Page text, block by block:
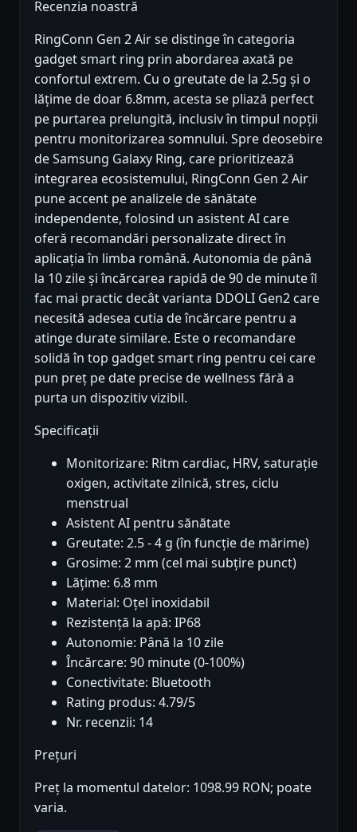
Recenzia noastră
RingConn Gen 2 Air se distinge în categoria
gadget smart ring prin abordarea axată pe
confortul extrem. Cu o greutate de la 2.5g și o
lățime de doar 6.8mm, acesta se pliază perfect
pe purtarea prelungită, inclusiv în timpul nopții
pentru monitorizarea somnului. Spre deosebire
de Samsung Galaxy Ring, care prioritizează
integrarea ecosistemului, RingConn Gen 2 Air
pune accent pe analizele de sănătate
independente, folosind un asistent AI care
oferă recomandări personalizate direct în
aplicația în limba română. Autonomia de până
la 10 zile și încărcarea rapidă de 90 de minute îl
fac mai practic decât varianta DDOLI Gen2 care
necesită adesea cutia de încărcare pentru a
atinge durate similare. Este o recomandare
solidă în top gadget smart ring pentru cei care
pun preț pe date precise de wellness fără a
purta un dispozitiv vizibil.
Specificații
Monitorizare: Ritm cardiac, HRV, saturație
oxigen, activitate zilnică, stres, ciclu
menstrual
Asistent AI pentru sănătate
Greutate: 2.5 - 4 g (în funcție de mărime)
Grosime: 2 mm (cel mai subțire punct)
Lățime: 6.8 mm
Material: Oțel inoxidabil
Rezistență la apă: IP68
Autonomie: Până la 10 zile
Încărcare: 90 minute (0-100%)
Conectivitate: Bluetooth
Rating produs: 4.79/5
Nr. recenzii: 14
Prețuri
Preț la momentul datelor: 1098.99 RON; poate
varia.